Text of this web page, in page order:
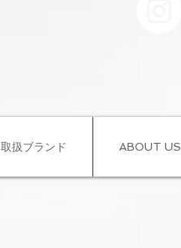
取扱ブランド ABOUT US